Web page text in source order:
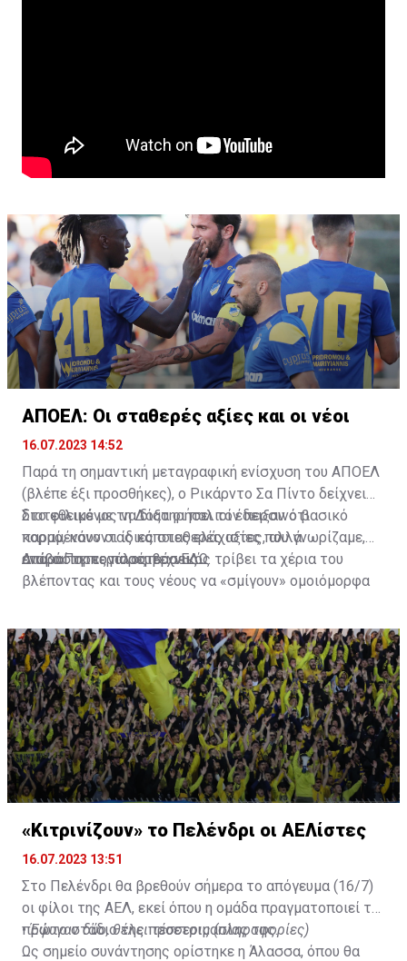
ΑΠΟΕΛ: Οι σταθερές αξίες και οι νέοι
16.07.2023 14:52
Παρά τη σημαντική μεταγραφική ενίσχυση του ΑΠΟΕΛ
(βλέπε έξι προσθήκες), ο Ρικάρντο Σα Πίντο δείχνει
διατεθειμένος να διατηρήσει τον περσινό βασικό
κορμό, κάνοντας κάποιες ελάχιστες, αλλά
απαραίτητες παρεμβάσεις.
Στο φιλικό με τη Δόξα οι παλιοί έδειξαν ότι
παραμένουν οι ίδιες σταθερές αξίες που γνωρίζαμε,
ενώ ο Πορτογάλος τεχνικός τρίβει τα χέρια του
βλέποντας και τους νέους να «σμίγουν» ομοιόμορφα
Διαβάστε περισσότεραΕΔΩ.
«Κιτρινίζουν» το Πελένδρι οι ΑΕΛίστες
16.07.2023 13:51
Στο Πελένδρι θα βρεθούν σήμερα το απόγευμα (16/7)
οι φίλοι της ΑΕΛ, εκεί όπου η ομάδα πραγματοποιεί το
πρώτο στάδιο της προετοιμασίας της.
•Έφυγαν δύο, θέλει τέσσερις (πληροφορίες)
Ως σημείο συνάντησης ορίστηκε η Άλασσα, όπου θα